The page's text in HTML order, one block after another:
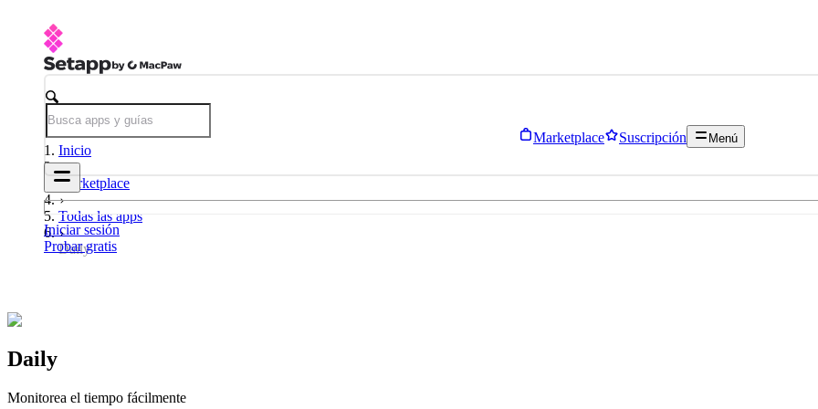
Marketplace Suscripción Menú
Iniciar sesión
Probar gratis
Inicio
Marketplace
Todas las apps
Daily
Daily
Monitorea el tiempo fácilmente